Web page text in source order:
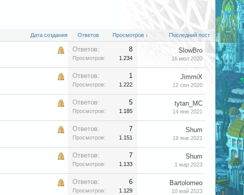
Дата создания Ответов Просмотров ↓ Последний пост
Ответов: 8
Просмотров: 1.234
SlowBro
16 июл 2020
Ответов: 1
Просмотров: 1.222
JimmiX
12 сен 2020
Ответов: 5
Просмотров: 1.185
tytan_MC
14 янв 2021
Ответов: 7
Просмотров: 1.151
Shum
19 янв 2021
Ответов: 7
Просмотров: 1.133
Shum
1 мар 2023
Ответов: 6
Просмотров: 1.129
Bartolomeo
10 май 2023